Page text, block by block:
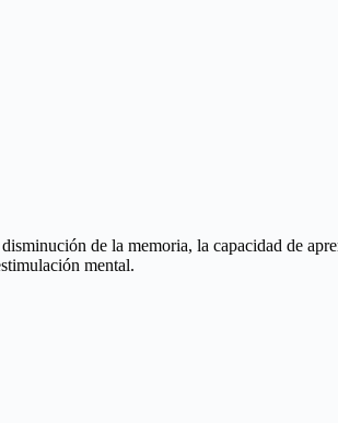
de la memoria, la capacidad de
mental.